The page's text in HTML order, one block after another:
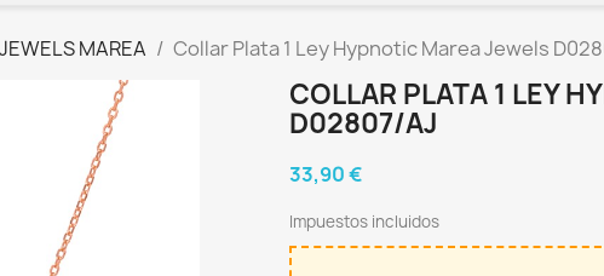
MAREA Collar Plata 1 Ley Hypnotic Marea Jewels
COLLAR PLATA 1 LEY
D02807/AJ
33,90 €
Impuestos incluidos